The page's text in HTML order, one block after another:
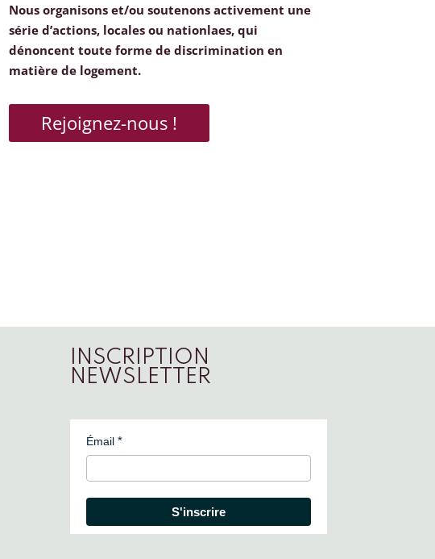
Nous organisons et/ou soutenons activement une
série d’actions, locales ou nationlaes, qui
dénoncent toute forme de discrimination en
matière de logement.
Rejoignez-nous !
INSCRIPTION
NEWSLETTER
Émail
S'inscrire